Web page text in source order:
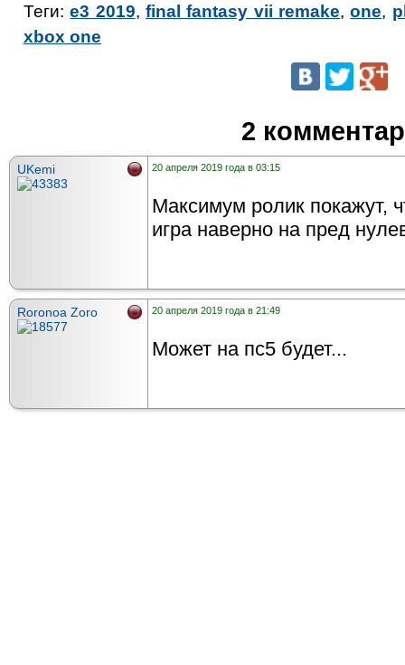
Теги:e3 2019,final fantasy vii remake,one,
xbox one
2
UKemi 20 апреля 2019 года в 03:15
Максимум ролик покажут,
игра наверно на пред
Roronoa Zoro 20 апреля 2019 года в 21:49
Может на пс5 будет...